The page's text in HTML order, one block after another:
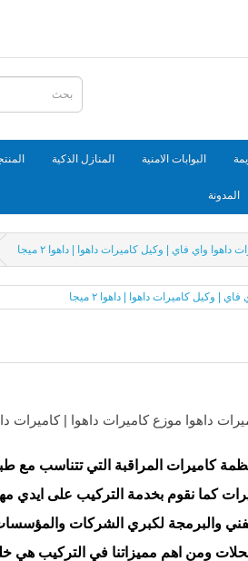
البوابات الامنية المنازل الذكية
المدونة
واي فاي | وكيل كاميرات داهوا | داهوا ٢ ميجا
المراقبة التي تتناسب مع
كما نقوم بخدمة التركيب على
والبرمجة لكبري الشركات
ومن اهم مميزاتنا في التركيب هي